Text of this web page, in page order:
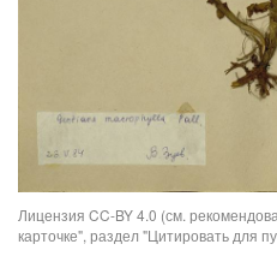
Лицензия CC-BY 4.0 (см.
карточке", раздел "Цитировать для